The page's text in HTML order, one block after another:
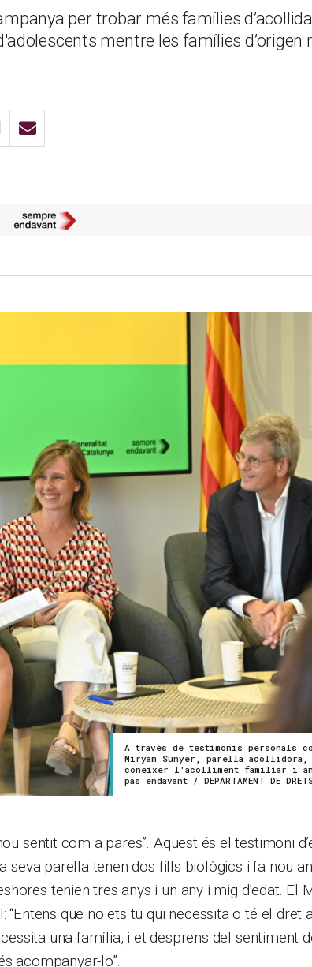
per trobar més famílies
mentre les famílies d’origen
A través de testimonis personals
Miryam Sunyer, parella acollidora,
conèixer l'acolliment familiar i
pas endavant / DEPARTAMENT DE
sentit com a pares”. Aquest és el testimoni
seva parella tenen dos fills biològics i fa nou
tenien tres anys i un any i mig d’edat. El
“Entens que no ets tu qui necessita o té el dret
una família, i et desprens del sentiment
acompanyar-lo”.